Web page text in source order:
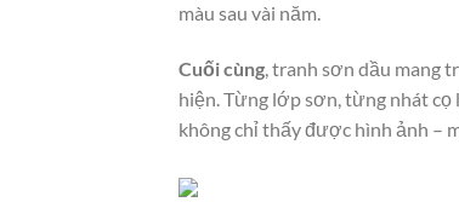
màu sau vài năm.
Cuối cùng, tranh sơn dầu mang
hiện. Từng lớp sơn, từng nhát
không chỉ thấy được hình ảnh –